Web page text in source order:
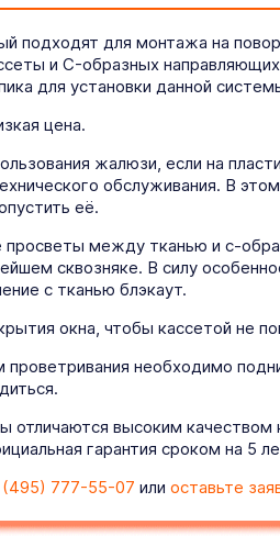
подходят для монтажа на
и C-образных
для установки данной
цена.
жалюзи, если на
обслуживания. В
её.
просветы между тканью и с-
сквозняке. В силу
с тканью блэкаут.
окна, чтобы кассетой не
необходимо
отличаются высоким
гарантия сроком на 5
(495) 777-55-07 или оставьте